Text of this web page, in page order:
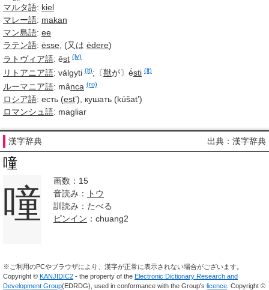
マルタ語: kiel
マレー語: makan
マン島語: ee
ラテン語: ēsse , (又は ēdere)
ラトヴィア語: ēst (lv)
リトアニア語: válgyti (lt);〔獣が〕 ė́sti (lt)
ルーマニア語: mânca (ro)
ロシア語: есть (est’), кушать (kúšat’)
ロマンシュ語: magliar
漢字辞典 出典：漢字辞典
噇
噇
画数：15
音読み：
トウ
訓読み：たべる
ピンイン ：chuang2
※ご利用のPCやブラウザにより、漢字が正常に表示されない場合がございます。
Copyright © KANJIDIC2 - the property of the Electronic Dictionary Research and
Development Group(EDRDG), used in conformance with the Group's licence . Copyright ©